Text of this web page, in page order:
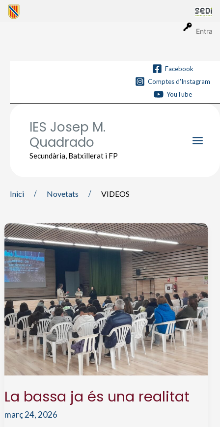
Entra
Vés
Facebook
Comptes d'Instagram
YouTube
IES Josep M.
Quadrado
Secundària, Batxillerat i FP
Inici Novetats VIDEOS
La bassa ja és una realitat
març 24, 2026